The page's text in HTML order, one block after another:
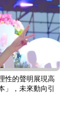
JYP 簽新東
性的聲明展現高
」，未來動向引